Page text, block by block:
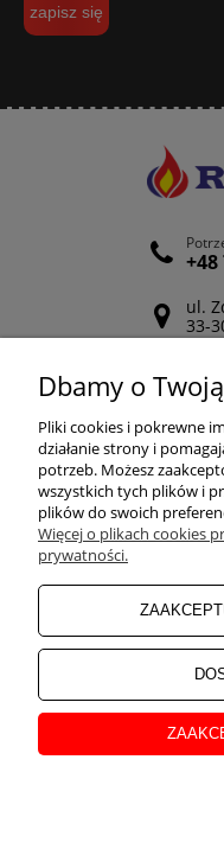
zapisz się
+48
ul.
33-
Dbamy o
Pliki cookies i pokrewne
działanie strony i
potrzeb. Możesz
wszystkich tych plików i
plików do swoich
Więcej o plikach cookies
prywatności.